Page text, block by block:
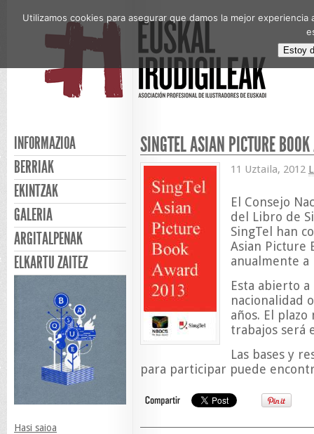
INFORMAZIOA
BERRIAK
EKINTZAK
GALERIA
ARGITALPENAK
ELKARTU ZAITEZ
Hasi saioa
SINGTEL ASIAN PICTURE
11 Uztaila, 2012
El Consejo
del Libro de
SingTel han
Asian Picture
anualmente
Esta abierto
nacionalidad
años. El
trabajos será
Las bases y
para participar puede
Utilizamos cookies para asegurar que damos la mejor
Estoy